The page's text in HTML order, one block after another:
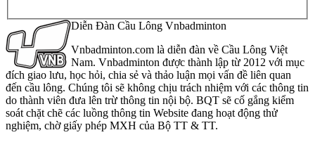
Diễn Đàn Cầu Lông Vnbadminton
Vnbadminton.com là diễn đàn về Cầu Lông Việt
Nam. Vnbadminton được thành lập từ 2012 với mục
đích giao lưu, học hỏi, chia sẻ và thảo luận mọi vấn đề liên quan
đến cầu lông. Chúng tôi sẽ không chịu trách nhiệm với các thông tin
do thành viên đưa lên trừ thông tin nội bộ. BQT sẽ cố gắng kiểm
soát chặt chẽ các luồng thông tin Website đang hoạt động thử
nghiệm, chờ giấy phép MXH của Bộ TT & TT.